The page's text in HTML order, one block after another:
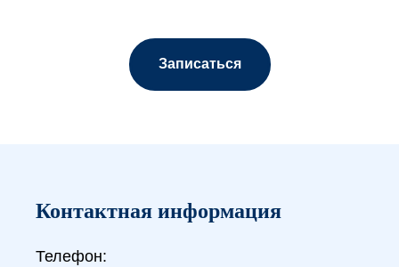
Записаться
Контактная информация
Телефон: